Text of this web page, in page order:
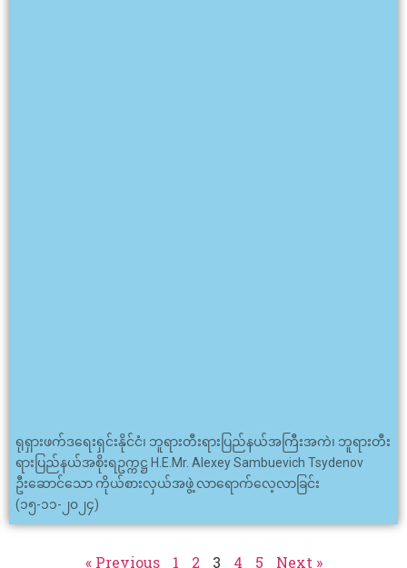
ရုရှားဖက်ဒရေးရှင်းနိုင်ငံ၊ ဘူရားတီးရားပြည်နယ်အကြီးအကဲ၊ ဘူရားတီး
ရားပြည်နယ်အစိုးရဥက္ကဋ္ဌ H.E.Mr. Alexey Sambuevich Tsydenov
ဦးဆောင်သော ကိုယ်စားလှယ်အဖွဲ့ လာရောက်လေ့လာခြင်း
(၁၅-၁၁-၂၀၂၄)
« Previous 1 2 3 4 5 Next »